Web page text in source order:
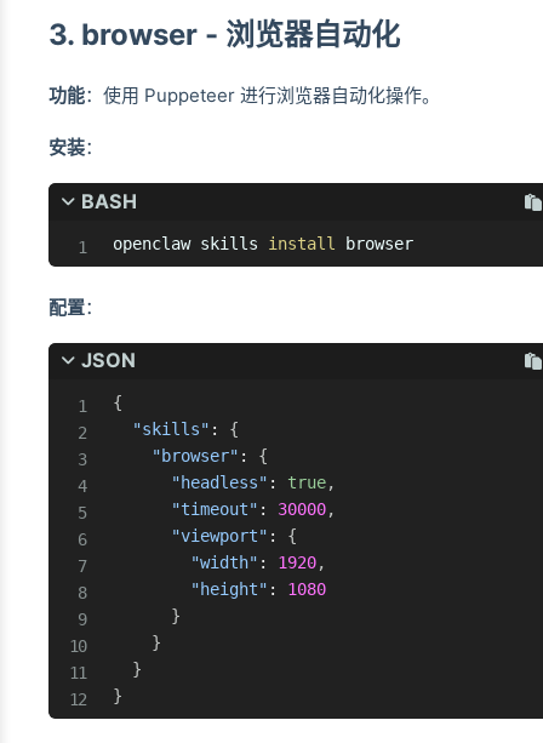
3. browser - 浏览器自动化
功能：使用 Puppeteer 进行浏览器自动化操作。
安装：
BASH
openclaw skills install browser
配置：
JSON
{
"skills" :
{
"browser" :
{
"headless" : true,
"timeout" : 30000,
"viewport" :
{
"width" : 1920,
"height" :
1080
}
}
}
}